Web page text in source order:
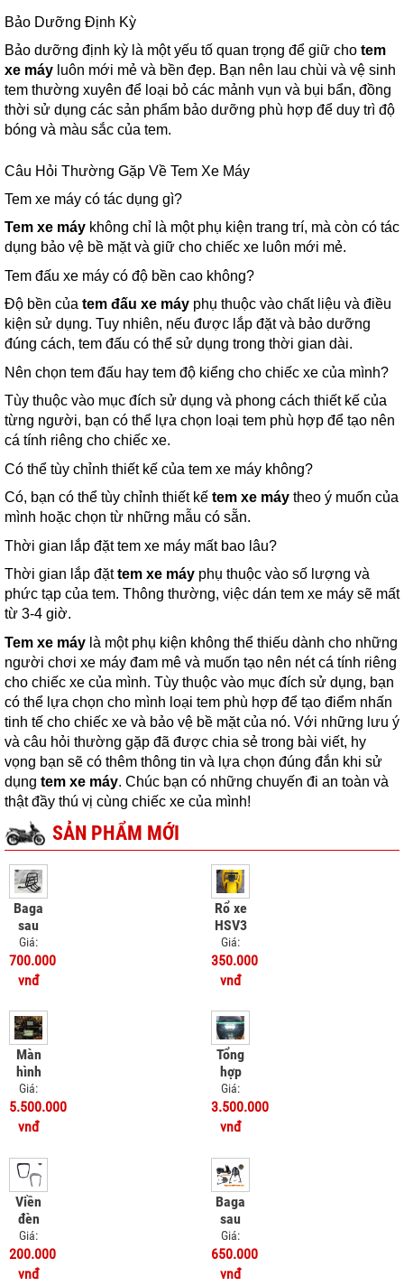
Bảo Dưỡng Định Kỳ
Bảo dưỡng định kỳ là một yếu tố quan trọng để giữ cho tem
xe máy luôn mới mẻ và bền đẹp. Bạn nên lau chùi và vệ sinh
tem thường xuyên để loại bỏ các mảnh vụn và bụi bẩn, đồng
thời sử dụng các sản phẩm bảo dưỡng phù hợp để duy trì độ
bóng và màu sắc của tem.
Câu Hỏi Thường Gặp Về Tem Xe Máy
Tem xe máy có tác dụng gì?
Tem xe máy không chỉ là một phụ kiện trang trí, mà còn có tác
dụng bảo vệ bề mặt và giữ cho chiếc xe luôn mới mẻ.
Tem đấu xe máy có độ bền cao không?
Độ bền của tem đấu xe máy phụ thuộc vào chất liệu và điều
kiện sử dụng. Tuy nhiên, nếu được lắp đặt và bảo dưỡng
đúng cách, tem đấu có thể sử dụng trong thời gian dài.
Nên chọn tem đấu hay tem độ kiểng cho chiếc xe của mình?
Tùy thuộc vào mục đích sử dụng và phong cách thiết kế của
từng người, bạn có thể lựa chọn loại tem phù hợp để tạo nên
cá tính riêng cho chiếc xe.
Có thể tùy chỉnh thiết kế của tem xe máy không?
Có, bạn có thể tùy chỉnh thiết kế tem xe máy theo ý muốn của
mình hoặc chọn từ những mẫu có sẵn.
Thời gian lắp đặt tem xe máy mất bao lâu?
Thời gian lắp đặttem xe máy phụ thuộc vào số lượng và
phức tạp của tem. Thông thường, việc dán tem xe máy sẽ mất
từ 3-4 giờ.
Tem xe máy là một phụ kiện không thể thiếu dành cho những
người chơi xe máy đam mê và muốn tạo nên nét cá tính riêng
cho chiếc xe của mình. Tùy thuộc vào mục đích sử dụng, bạn
có thể lựa chọn cho mình loại tem phù hợp để tạo điểm nhấn
tinh tế cho chiếc xe và bảo vệ bề mặt của nó. Với những lưu ý
và câu hỏi thường gặp đã được chia sẻ trong bài viết, hy
vọng bạn sẽ có thêm thông tin và lựa chọn đúng đắn khi sử
dụng tem xe máy. Chúc bạn có những chuyến đi an toàn và
thật đầy thú vị cùng chiếc xe của mình!
SẢN PHẨM MỚI
Baga
sau
Victoria
50cc
Giá:
700.000
vnđ
Rổ xe
HSV3
Giá:
350.000
vnđ
Màn
hình
camera
dẫn
đường
UC3
Giá:
5.500.000
vnđ
Tổng
hợp
đèn
trợ
sáng
UC3
Giá:
3.500.000
vnđ
Viền
đèn
sau
Vinfast
EVO
Giá:
200.000
vnđ
Baga
sau
SRP
Honda
UC3
Giá:
650.000
vnđ